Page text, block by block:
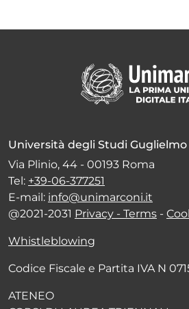
Università degli Studi
Via Plinio, 44 - 00193 Roma
Tel: +39-06-377251
E-mail: info@unimarconi.it
@2021-2031 Privacy - Terms -
Whistleblowing
Codice Fiscale e Partita IVA N
ATENEO